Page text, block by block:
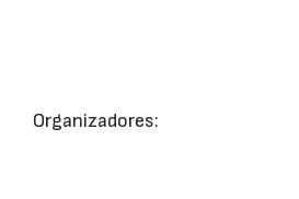
Organizadores: